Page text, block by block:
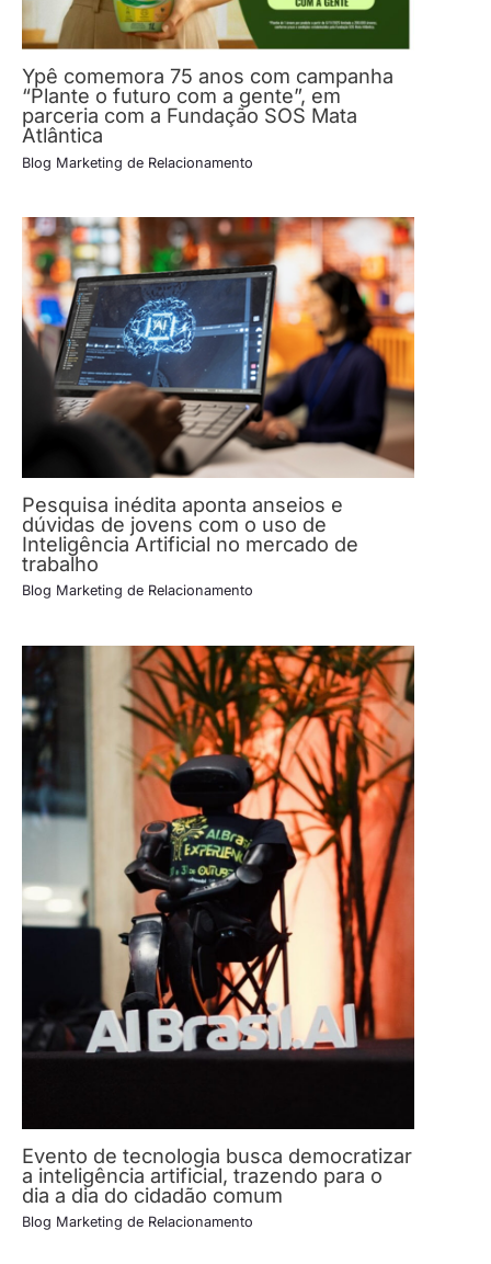
Ypê comemora 75 anos com campanha
“Plante o futuro com a gente”, em
parceria com a Fundação SOS Mata
Atlântica
Blog Marketing de Relacionamento
Pesquisa inédita aponta anseios e
dúvidas de jovens com o uso de
Inteligência Artificial no mercado de
trabalho
Blog Marketing de Relacionamento
Evento de tecnologia busca democratizar
a inteligência artificial, trazendo para o
dia a dia do cidadão comum
Blog Marketing de Relacionamento